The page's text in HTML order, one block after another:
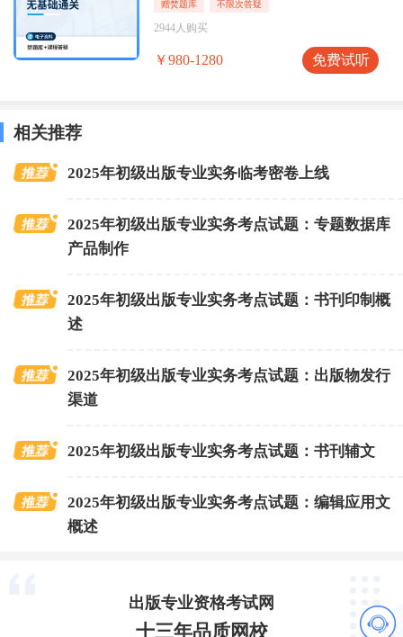
赠焚题库 不限次答疑
2944人购买
￥980-1280 免费试听
相关推荐
2025年初级出版专业实务临考密卷上线
2025年初级出版专业实务考点试题：专题数据库
产品制作
2025年初级出版专业实务考点试题：书刊印制概
述
2025年初级出版专业实务考点试题：出版物发行
渠道
2025年初级出版专业实务考点试题：书刊辅文
2025年初级出版专业实务考点试题：编辑应用文
概述
出版专业资格考试网
十三年品质网校